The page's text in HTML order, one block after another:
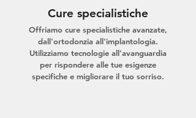
Cure specialistiche
Offriamo cure specialistiche avanzate,
dall'ortodonzia all'implantologia.
Utilizziamo tecnologie all'avanguardia
per rispondere alle tue esigenze
specifiche e migliorare il tuo sorriso.